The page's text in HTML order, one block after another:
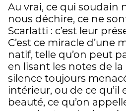
Au vrai, ce qui soudain
nous déchire, ce ne
Scarlatti : c’est leur
C’est ce miracle d’une
natif, telle qu’on peut
en lisant les notes de
silence toujours
intérieur, ou de ce qu’il
beauté, ce qu’on